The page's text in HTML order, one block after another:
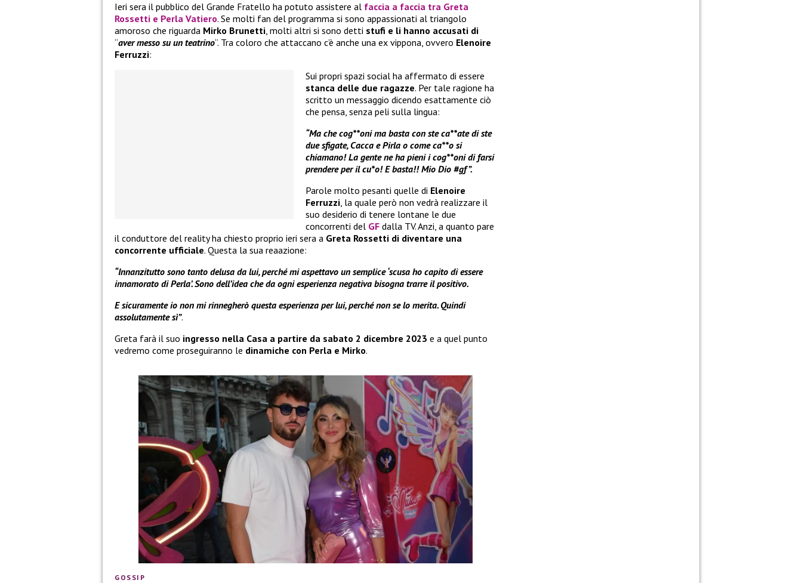
Ieri sera il pubblico del Grande Fratello ha potuto assistere al faccia a faccia tra Greta
Rossetti e Perla Vatiero. Se molti fan del programma si sono appassionati al triangolo
amoroso che riguarda Mirko Brunetti, molti altri si sono detti stufi e li hanno accusati di
“aver messo su un teatrino“. Tra coloro che attaccano c’è anche una ex vippona, ovvero Elenoire
Ferruzzi:
Sui propri spazi social ha affermato di essere
stanca delle due ragazze. Per tale ragione ha
scritto un messaggio dicendo esattamente ciò
che pensa, senza peli sulla lingua:
“Ma che cog**oni ma basta con ste ca**ate di ste
due sfigate, Cacca e Pirla o come ca**o si
chiamano! La gente ne ha pieni i cog**oni di farsi
prendere per il cu*o! E basta!! Mio Dio #gf”.
Parole molto pesanti quelle di Elenoire
Ferruzzi, la quale però non vedrà realizzare il
suo desiderio di tenere lontane le due
concorrenti del GF dalla TV. Anzi, a quanto pare
il conduttore del reality ha chiesto proprio ieri sera a Greta Rossetti di diventare una
concorrente ufficiale. Questa la sua reaazione:
“Innanzitutto sono tanto delusa da lui, perché mi aspettavo un semplice ‘scusa ho capito di essere
innamorato di Perla’. Sono dell’idea che da ogni esperienza negativa bisogna trarre il positivo.
E sicuramente io non mi rinnegherò questa esperienza per lui, perché non se lo merita. Quindi
assolutamente sì”.
Greta farà il suo ingresso nella Casa a partire da sabato 2 dicembre 2023 e a quel punto
vedremo come proseguiranno le dinamiche con Perla e Mirko.
GOSSIP